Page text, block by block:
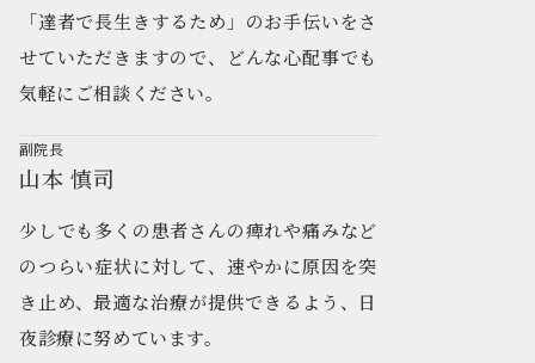
「達者で長生きするため」のお手伝いをさ
せていただきますので、どんな心配事でも
気軽にご相談ください。
副院長
山本 慎司
少しでも多くの患者さんの痺れや痛みなど
のつらい症状に対して、速やかに原因を突
き止め、最適な治療が提供できるよう、日
夜診療に努めています。